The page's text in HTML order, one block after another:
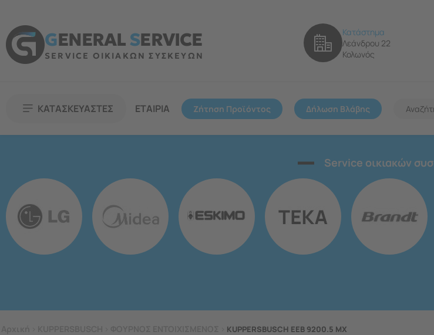
GENERALSERVICE
SERVICE ΟΙΚΙΑΚΩΝ ΣΥΣΚΕΥΩΝ
Κατάστημα
Λεάνδρου 22
Κολωνός
ΚΑΤΑΣΚΕΥΑΣΤΕΣ ΕΤΑΙΡΙΑ Ζήτηση Προϊόντος Δήλωση Βλάβης
Service οικιακών
KUPPERSBUSCH EEB 9200.5 MX